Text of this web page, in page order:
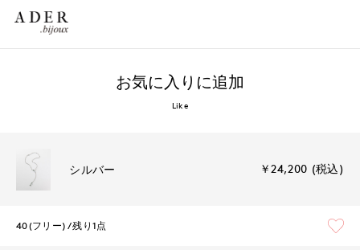
お気に入りに追加
Like
シルバー ￥24,200 (税込)
40(フリー) 残り1点